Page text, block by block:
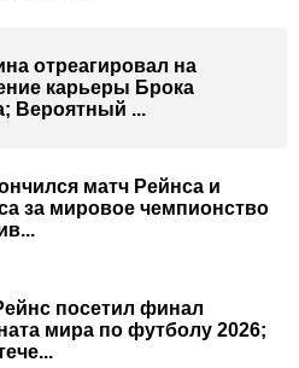
отреагировал на
карьеры Брока
Вероятный ...
матч Рейнса и
за мировое чемпионство
посетил финал
мира по футболу 2026;